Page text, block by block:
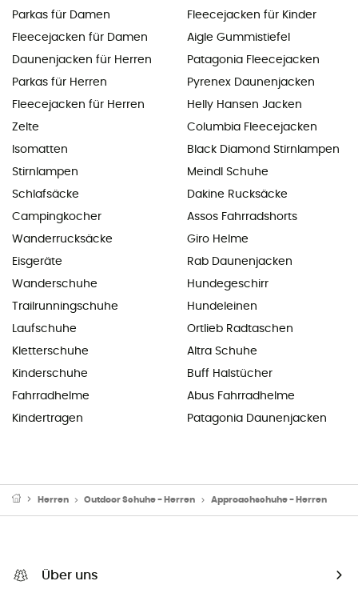
Parkas für Damen
Fleecejacken für Damen
Daunenjacken für Herren
Parkas für Herren
Fleecejacken für Herren
Zelte
Isomatten
Stirnlampen
Schlafsäcke
Campingkocher
Wanderrucksäcke
Eisgeräte
Wanderschuhe
Trailrunningschuhe
Laufschuhe
Kletterschuhe
Kinderschuhe
Fahrradhelme
Kindertragen
Fleecejacken für Kinder
Aigle Gummistiefel
Patagonia Fleecejacken
Pyrenex Daunenjacken
Helly Hansen Jacken
Columbia Fleecejacken
Black Diamond Stirnlampen
Meindl Schuhe
Dakine Rucksäcke
Assos Fahrradshorts
Giro Helme
Rab Daunenjacken
Hundegeschirr
Hundeleinen
Ortlieb Radtaschen
Altra Schuhe
Buff Halstücher
Abus Fahrradhelme
Patagonia Daunenjacken
Herren Outdoor Schuhe - Herren Approachschuhe - Herren
Über uns